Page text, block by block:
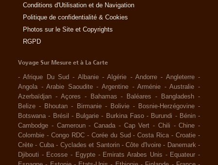
Conditions d'Utilisation et de Navigation
Politique de confidentialité & Cookies
Photos sur le Site et Copyrights
RGPD
Voyage Sur Mesure et à La Carte
-Afrique Du Sud - Albanie -Algérie -Andorre - Angleterre -
Angola -Arabie Saoudite -Argentine -Arménie -Australie -
Azerbaïdjan - Açores - Bahamas - Baléares - Bangladesh -
Belize - Bhoutan - Birmanie - Bolivie - Bosnie-Herzégovine -
Botswana - Brésil - Bulgarie - Burkina Faso - Burundi - Bénin -
Cambodge - Cameroun - Canada - Cap Vert - Chili -Chine -
Colombie - Congo RDC - Corée du Sud -Costa Rica -Croatie -
Crète - Cuba - Cyclades et Santorin -Côte d'Ivoire - Danemark -
Djibouti - Ecosse - Egypte - Emirats Arabes Unis - Equateur -